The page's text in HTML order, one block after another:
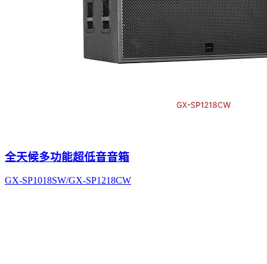
全天候多功能超低音音箱
GX-SP1018SW/GX-SP1218CW